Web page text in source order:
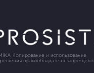
Копирование и использование
правообладателя запрещено